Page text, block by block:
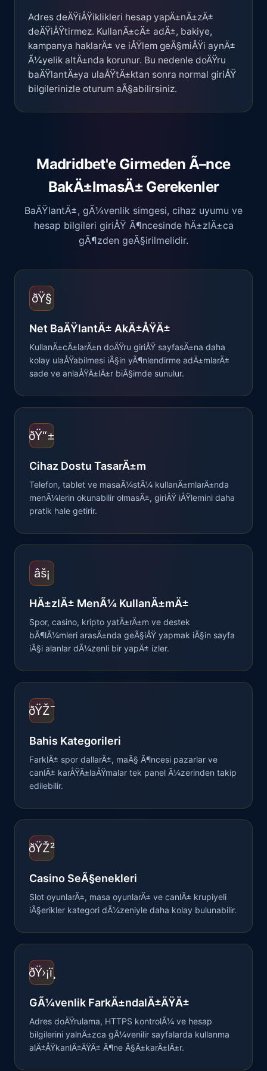
Adres deÄŸiÅŸiklikleri hesap yapÄ±nÄ±zÄ±
deÄŸiÅŸtirmez. KullanÄ±cÄ± adÄ±, bakiye,
kampanya haklarÄ± ve iÅŸlem geÃ§miÅŸi aynÄ±
Ã¼yelik altÄ±nda korunur. Bu nedenle doÄŸru
baÄŸlantÄ±ya ulaÅŸtÄ±ktan sonra normal giriÅŸ
bilgilerinizle oturum aÃ§abilirsiniz.
Madridbet'e Girmeden Ã–nce
BakÄ±lmasÄ± Gerekenler
BaÄŸlantÄ±, gÃ¼venlik simgesi, cihaz uyumu ve
hesap bilgileri giriÅŸ Ã¶ncesinde hÄ±zlÄ±ca
gÃ¶zden geÃ§irilmelidir.
ðŸ§­
Net BaÄŸlantÄ± AkÄ±ÅŸÄ±
KullanÄ±cÄ±larÄ±n doÄŸru giriÅŸ sayfasÄ±na daha
kolay ulaÅŸabilmesi iÃ§in yÃ¶nlendirme adÄ±mlarÄ±
sade ve anlaÅŸÄ±lÄ±r biÃ§imde sunulur.
ðŸ“±
Cihaz Dostu TasarÄ±m
Telefon, tablet ve masaÃ¼stÃ¼ kullanÄ±mlarÄ±nda
menÃ¼lerin okunabilir olmasÄ±, giriÅŸ iÅŸlemini daha
pratik hale getirir.
âš¡
HÄ±zlÄ± MenÃ¼ KullanÄ±mÄ±
Spor, casino, kripto yatÄ±rÄ±m ve destek
bÃ¶lÃ¼mleri arasÄ±nda geÃ§iÅŸ yapmak iÃ§in sayfa
iÃ§i alanlar dÃ¼zenli bir yapÄ± izler.
ðŸŽ¯
Bahis Kategorileri
FarklÄ± spor dallarÄ±, maÃ§ Ã¶ncesi pazarlar ve
canlÄ± karÅŸÄ±laÅŸmalar tek panel Ã¼zerinden takip
edilebilir.
ðŸŽ²
Casino SeÃ§enekleri
Slot oyunlarÄ±, masa oyunlarÄ± ve canlÄ± krupiyeli
iÃ§erikler kategori dÃ¼zeniyle daha kolay bulunabilir.
ðŸ›¡ï¸
GÃ¼venlik FarkÄ±ndalÄ±ÄŸÄ±
Adres doÄŸrulama, HTTPS kontrolÃ¼ ve hesap
bilgilerini yalnÄ±zca gÃ¼venilir sayfalarda kullanma
alÄ±ÅŸkanlÄ±ÄŸÄ± Ã¶ne Ã§Ä±karÄ±lÄ±r.